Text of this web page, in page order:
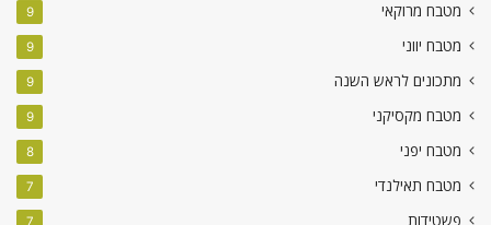
מטבח מרוקאי 9
מטבח יווני 9
מתכונים לראש השנה 9
מטבח מקסיקני 9
מטבח יפני 8
מטבח תאילנדי 7
פשטידות 7